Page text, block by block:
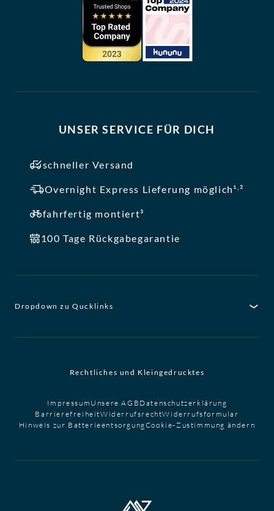
UNSER SERVICE FÜR DICH
schneller Versand
Overnight Express Lieferung möglich¹ ,²
fahrfertig montiert³
100 Tage Rückgabegarantie
Dropdown zu Qucklinks
Rechtliches und Kleingedrucktes
Impressum Unsere AGB Datenschutzerklärung
BarrierefreiheitWiderrufsrechtWiderrufsformular
Hinweis zur BatterieentsorgungCookie-Zustimmung ändern